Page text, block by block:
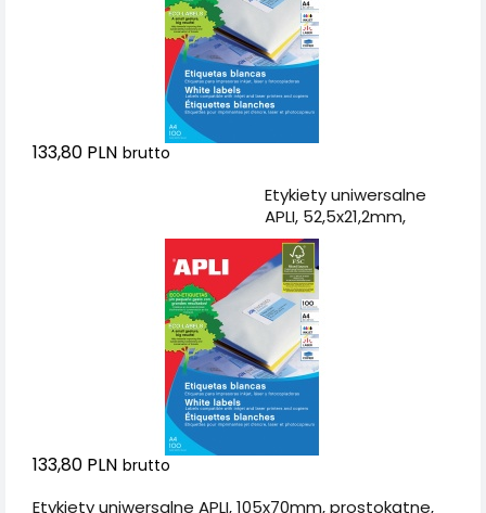
133,80 PLN brutto
Etykiety uniwersalne
APLI, 52,5x21,2mm,
prostokątne, białe 100
ark.
133,80 PLN brutto
Etykiety uniwersalne APLI, 105x70mm, prostokątne,